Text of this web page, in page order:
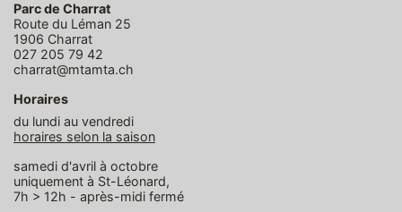
Parc de Charrat
Route du Léman 25
1906 Charrat
027 205 79 42
charrat@mtamta.ch
Horaires
du lundi au vendredi
horaires selon la saison
samedi d'avril à octobre
uniquement à St-Léonard,
7h > 12h - après-midi fermé